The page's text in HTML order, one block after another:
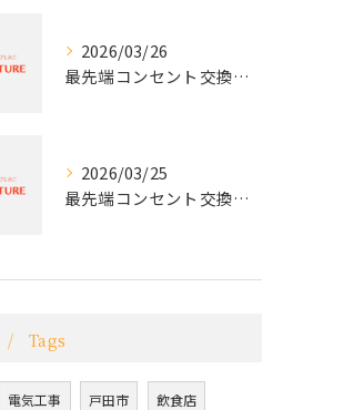
2026/03/26
最先端コンセント交換で快適な生活を実現する電気工事の技術
2026/03/25
最先端コンセント交換で実現する安全と快適な住環境
Tags
電気工事 戸田市 飲食店